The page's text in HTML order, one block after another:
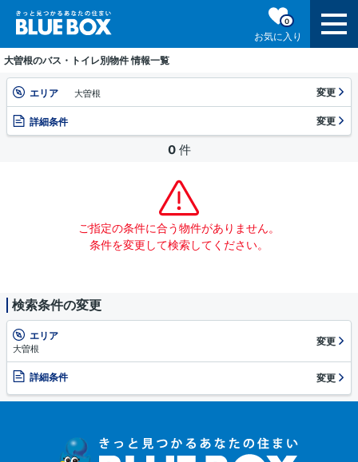
お気に入り
0
大曽根のバス・トイレ別物件 情報一覧
エリア 大曽根 変更
詳細条件 変更
0 件
ご指定の条件に合う物件がありません。
条件を変更して検索してください。
検索条件の変更
エリア
大曽根
変更
詳細条件 変更